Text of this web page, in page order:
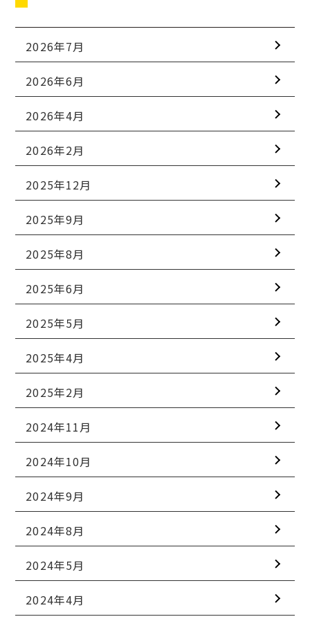
2026年7月
2026年6月
2026年4月
2026年2月
2025年12月
2025年9月
2025年8月
2025年6月
2025年5月
2025年4月
2025年2月
2024年11月
2024年10月
2024年9月
2024年8月
2024年5月
2024年4月